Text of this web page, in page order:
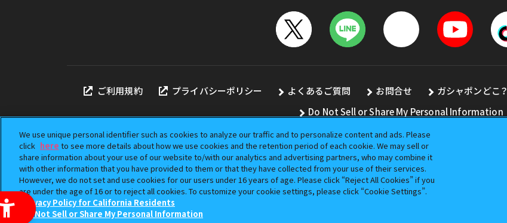
ご利用規約 プライバシーポリシー よくあるご質問 お問合せ ガシャポンどこ？
Do Not Sell or Share My Personal Information
本サイトに掲載されている全ての画像、文章、データの無断転用、転載をお断りします。
「ガシャポン」は株式会社バンダイの登録商標です。
©BANDAI
We use unique personal identifier such as cookies to analyze our traffic and to personalize content and ads. Please
click here to see more details about how we use cookies and the retention period of each cookie. We may sell or
share information about your use of our website to/with our analytics and advertising partners, who may combine it
with other information that you have provided to them or that they have collected from your use of their services.
However, we do not set and use cookies for our users under 16 years of age. Please click “Reject All Cookies” if you
are under the age of 16 or to reject all cookies. To customize your cookie settings, please click “Cookie Settings”.
Privacy Policy for California Residents
Do Not Sell or Share My Personal Information